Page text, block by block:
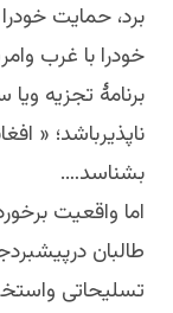
برد، حمایت
خودرا با غرب
برنامۀ تجزیه
ناپذیرباشد؛ «
بشناسد….
اما واقعیت
طالبان
تسلیحاتی